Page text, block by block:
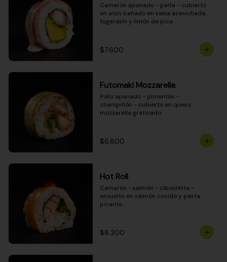
Camarón apanado - palta - cubierto
en atún bañado en salsa acevichada,
togarashi y limón de pica
$7.600
Futomaki Mozzarella
Pollo apanado - pimentón -
champiñón - cubierto en queso
mozzarella gratinado
$6.800
Hot Roll
Camarón - salmón - ciboulette -
envuelto en salmón cocido y pasta
picante
$8.200